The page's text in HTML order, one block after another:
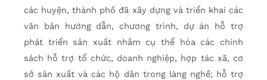
các huyện, thành phố đã xây dựng và triển khai các
văn bản hướng dẫn, chương trình, dự án hỗ trợ
phát triển sản xuất nhằm cụ thể hóa các chính
sách hỗ trợ tổ chức, doanh nghiệp, hợp tác xã, cơ
sở sản xuất và các hộ dân trong làng nghề; hỗ trợ